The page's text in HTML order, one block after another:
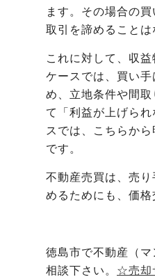
ます。その場合の
取引を諦めることは
これに対して、収
ケースでは、買い
め、立地条件や間
て「利益が上げら
スでは、こちらか
です。
不動産売買は、売
めるためにも、価格
徳島市で不動産（
相談下さい。 ☆売却